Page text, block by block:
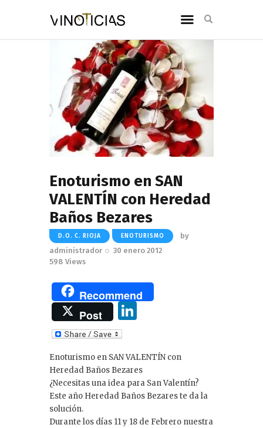
Enoturismo en SAN
VALENTÍN con Heredad
Baños Bezares
D.O. C. RIOJA ENOTURISMO
by
administrador
30 enero 2012
598 Views
Recommend
Post
k
e
dI
n
Enoturismo en SAN VALENTÍN con
Heredad Baños Bezares
¿Necesitas una idea para San Valentín?
Este año Heredad Baños Bezares te da la
solución.
Durante los días 11 y 18 de Febrero nuestra